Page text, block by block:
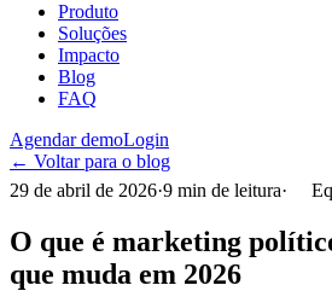
Produto
Soluções
Impacto
Blog
FAQ
Agendar demoLogin
← Voltar para o blog
29 de abril de 2026·9 min de leitura·
O que é marketing
que muda em 2026